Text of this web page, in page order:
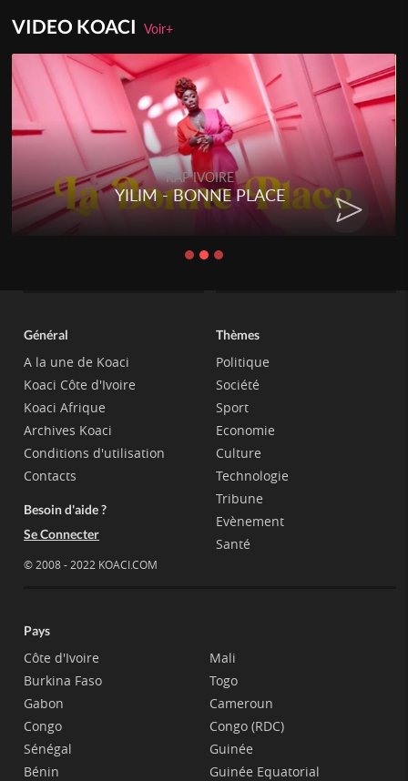
VIDEO KOACIVoir+
RAP IVOIRE
YILIM - BONNE PLACE
Général
A la une de Koaci
Koaci Côte d'Ivoire
Koaci Afrique
Archives Koaci
Conditions d'utilisation
Contacts
Besoin d'aide ?
Se Connecter
© 2008 - 2022 KOACI.COM
Thèmes
Politique
Société
Sport
Economie
Culture
Technologie
Tribune
Evènement
Santé
Pays
Côte d'Ivoire
Burkina Faso
Gabon
Congo
Sénégal
Bénin
Mali
Togo
Cameroun
Congo (RDC)
Guinée
Guinée Equatorial